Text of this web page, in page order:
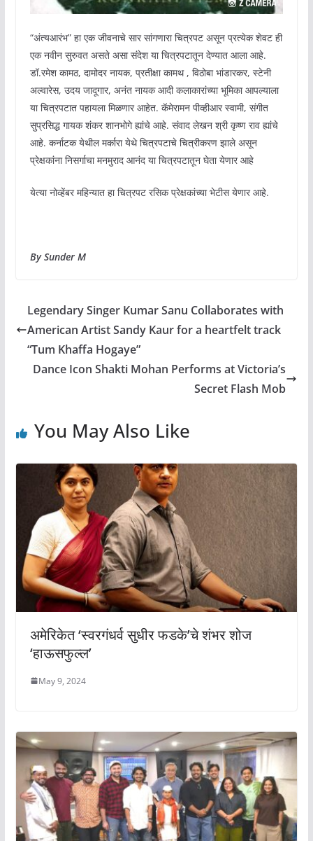
“अंत्यआरंभ” हा एक जीवनाचे सार सांगणारा चित्रपट असून प्रत्येक शेवट ही
एक नवीन सुरुवत असते असा संदेश या चित्रपटातून देण्यात आला आहे.
डॉ.रमेश कामठ, दामोदर नायक, प्रतीक्षा कामथ , विठोबा भांडारकर, स्टेनी
अल्वारेस, उदय जादूगार, अनंत नायक आदी कलाकारांच्या भूमिका आपल्याला
या चित्रपटात पहायला मिळणार आहेत. कॅमेरामन पीव्हीआर स्वामी, संगीत
सुप्रसिद्ध गायक शंकर शानभोगे ह्यांचे आहे. संवाद लेखन श्री कृष्ण राव ह्यांचे
आहे. कर्नाटक येथील मर्कारा येथे चित्रपटाचे चित्रीकरण झाले असून
प्रेक्षकांना निसर्गाचा मनमुराद आनंद या चित्रपटातून घेता येणार आहे
येत्या नोव्हेंबर महिन्यात हा चित्रपट रसिक प्रेक्षकांच्या भेटीस येणार आहे.
By Sunder M
Legendary Singer Kumar Sanu Collaborates with
American Artist Sandy Kaur for a heartfelt track
“Tum Khaffa Hogaye”
Dance Icon Shakti Mohan Performs at Victoria’s
Secret Flash Mob
You May Also Like
अमेरिकेत ‘स्वरगंधर्व सुधीर फडके’चे शंभर शोज
‘हाऊसफुल्ल’
May 9, 2024